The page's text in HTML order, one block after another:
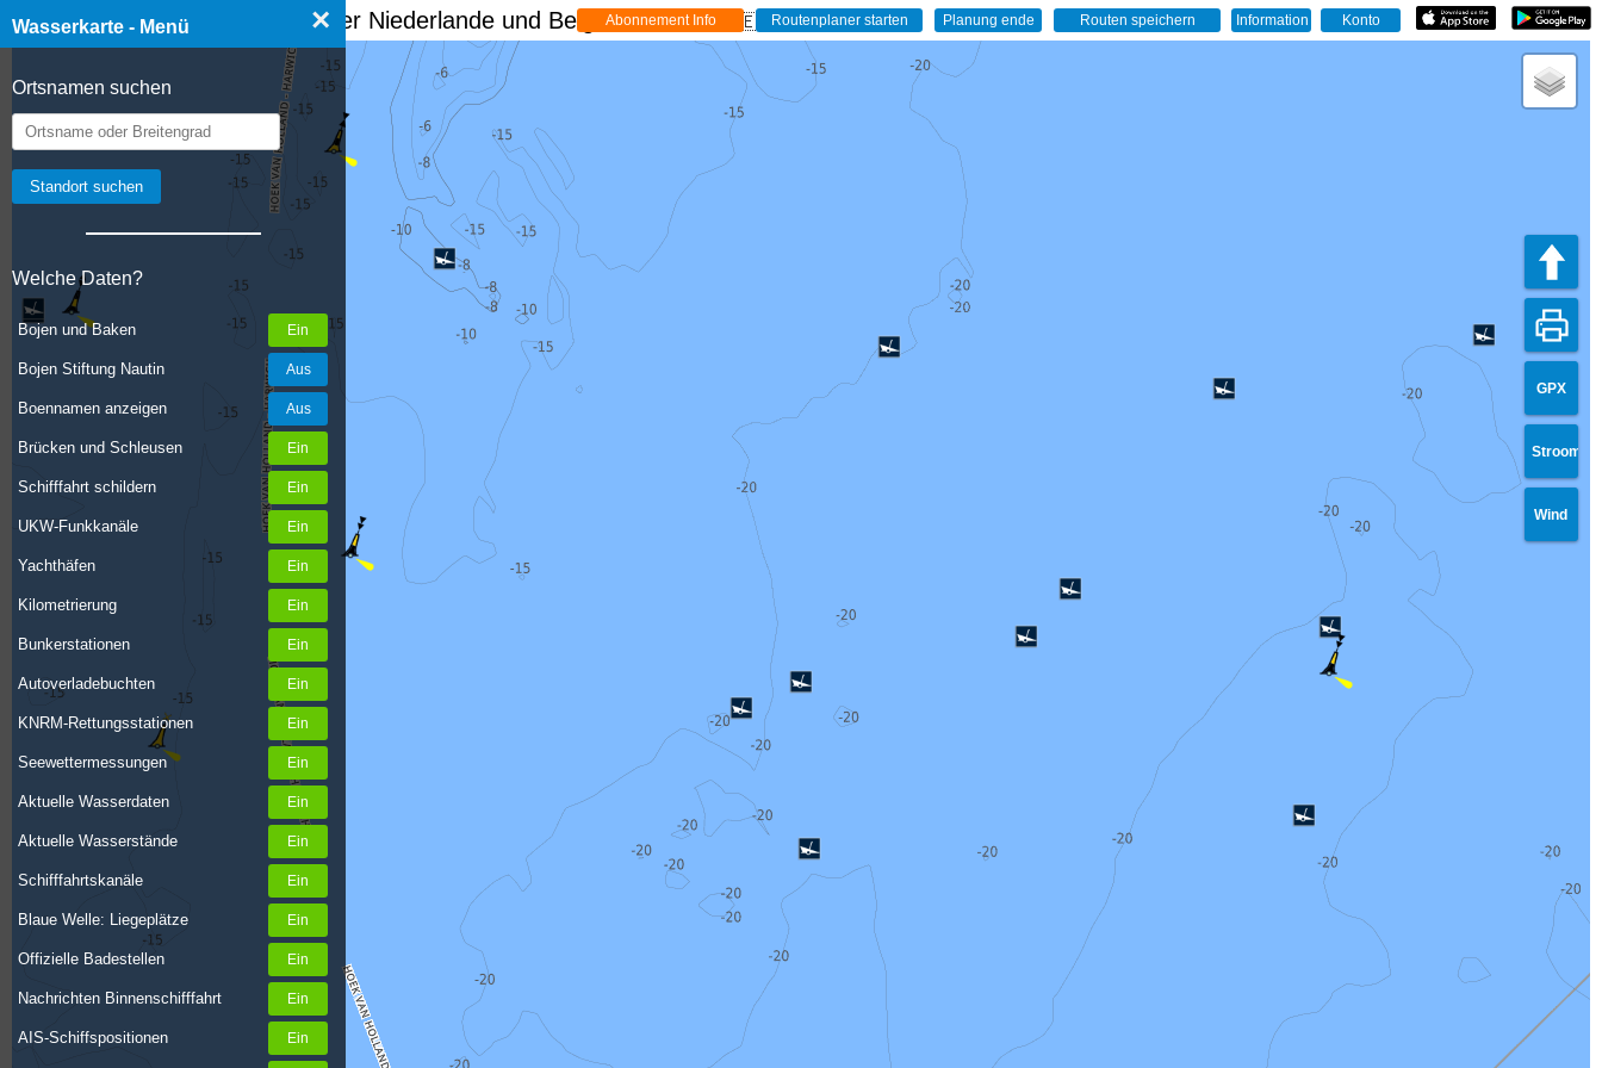
Wasserkarte - Menü ×
Ortsnamen suchen
Welche Daten?
Bojen und Baken
Bojen Stiftung Nautin
Boennamen anzeigen
Brücken und Schleusen
Schifffahrt schildern
UKW-Funkkanäle
Yachthäfen
Kilometrierung
Bunkerstationen
Autoverladebuchten
KNRM-Rettungsstationen
Seewettermessungen
Aktuelle Wasserdaten
Aktuelle Wasserstände
Schifffahrtskanäle
Blaue Welle: Liegeplätze
Offizielle Badestellen
Nachrichten Binnenschifffahrt
AIS-Schiffspositionen
☰ Wasserkarte Deutschland, der Niederlande und Belgien - Live 🇩🇪
GPX
Stroom
Wind